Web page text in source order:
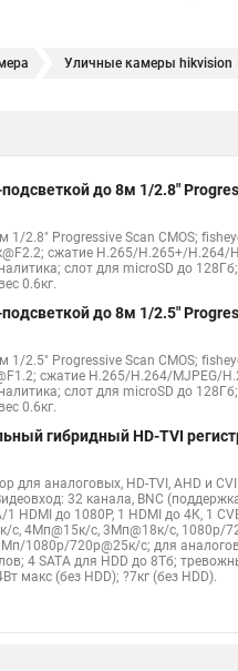
Уличные камеры hikvision
i Купольная камера
микрофон
до 8м 1/2.8"
1/2.8" Progressive Scan CMOS;
сжатие H.265/H.265+/
слот для microSD до
0.6кг.
до 8м 1/2.5"
1/2.5" Progressive Scan CMOS;
сжатие H.265/H.264/MJPEG/
слот для microSD до
0.6кг.
гибридный HD-TVI
для аналоговых, HD-TVI, AHD и
32 канала, BNC
HDMI до 1080Р, 1 HDMI до 4К, 1
с, 4Мп@15к/с, 3Мп@18к/с, 1080p/
1080p/720p@25к/с; для
4 SATA для HDD до 8Тб;
макс (без HDD); ?7кг (без HDD).